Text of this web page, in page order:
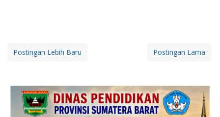
Postingan Lebih Baru Postingan Lama